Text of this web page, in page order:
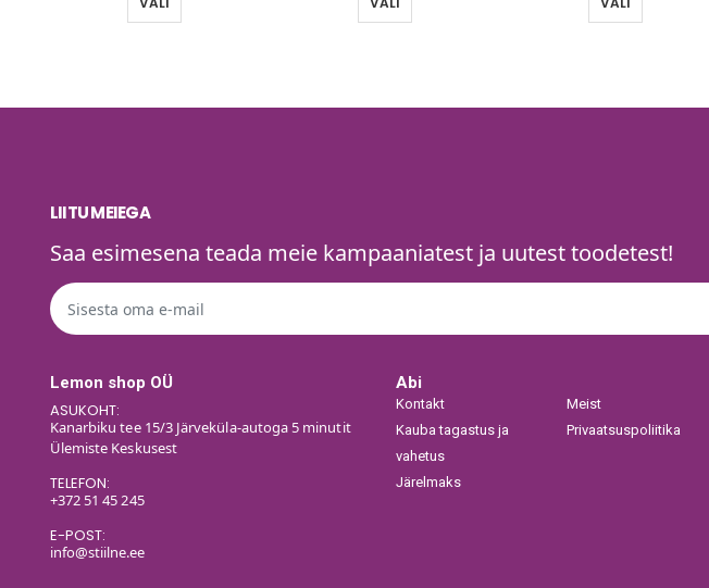
LIITU MEIEGA
Saa esimesena teada meie kampaaniatest ja uutest toodetest!
Lemon shop OÜ
ASUKOHT:
Kanarbiku tee 15/3 Järveküla-autoga 5 minutit
Ülemiste Keskusest
TELEFON:
+372 51 45 245
E-POST:
info@stiilne.ee
Abi
Kontakt
Kauba tagastus ja
vahetus
Järelmaks
Meist
Privaatsuspoliitika